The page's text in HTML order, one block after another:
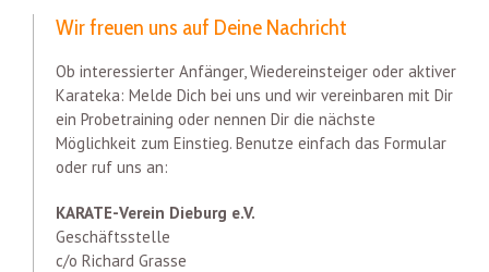
Wir freuen uns auf Deine Nachricht
Ob interessierter Anfänger, Wiedereinsteiger oder aktiver
Karateka: Melde Dich bei uns und wir vereinbaren mit Dir
ein Probetraining oder nennen Dir die nächste
Möglichkeit zum Einstieg. Benutze einfach das Formular
oder ruf uns an:
KARATE-Verein Dieburg e.V.
Geschäftsstelle
c/o Richard Grasse